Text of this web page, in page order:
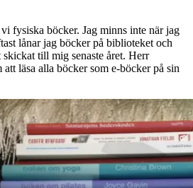
fysiska böcker. Jag minns inte när jag
lånar jag böcker på biblioteket och
till mig senaste året. Herr
läsa alla böcker som e-böcker på sin